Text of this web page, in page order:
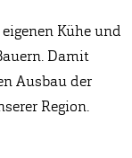
Kühe und
Damit
Ausbau der
Region.